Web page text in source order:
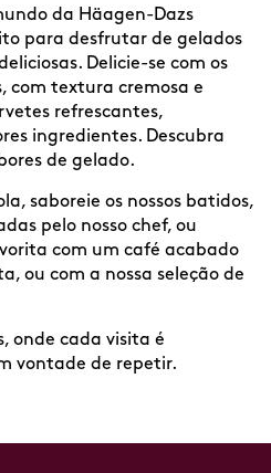
da Häagen-Dazs
para desfrutar de gelados
Delicie-se com os
com textura cremosa e
refrescantes,
ingredientes. Descubra
de gelado.
saboreie os nossos batidos,
pelo nosso chef, ou
com um café acabado
ou com a nossa seleção de
onde cada visita é
vontade de repetir.